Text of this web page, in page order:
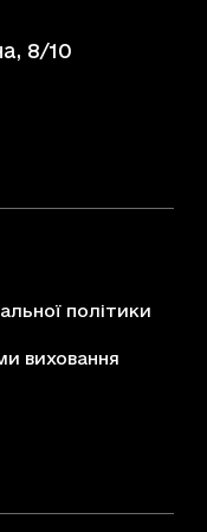
8/10
політики
виховання